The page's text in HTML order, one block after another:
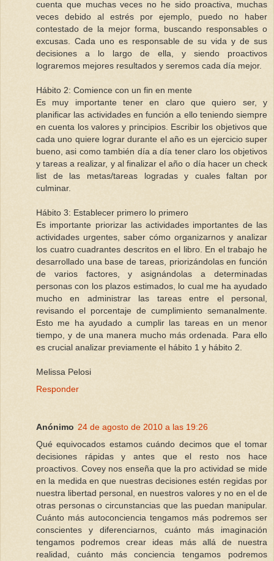
cuenta que muchas veces no he sido proactiva, muchas
veces debido al estrés por ejemplo, puedo no haber
contestado de la mejor forma, buscando responsables o
excusas. Cada uno es responsable de su vida y de sus
decisiones a lo largo de ella, y siendo proactivos
lograremos mejores resultados y seremos cada día mejor.
Hábito 2: Comience con un fin en mente
Es muy importante tener en claro que quiero ser, y
planificar las actividades en función a ello teniendo siempre
en cuenta los valores y principios. Escribir los objetivos que
cada uno quiere lograr durante el año es un ejercicio super
bueno, asi como también día a día tener claro los objetivos
y tareas a realizar, y al finalizar el año o día hacer un check
list de las metas/tareas logradas y cuales faltan por
culminar.
Hábito 3: Establecer primero lo primero
Es importante priorizar las actividades importantes de las
actividades urgentes, saber cómo organizarnos y analizar
los cuatro cuadrantes descritos en el libro. En el trabajo he
desarrollado una base de tareas, priorizándolas en función
de varios factores, y asignándolas a determinadas
personas con los plazos estimados, lo cual me ha ayudado
mucho en administrar las tareas entre el personal,
revisando el porcentaje de cumplimiento semanalmente.
Esto me ha ayudado a cumplir las tareas en un menor
tiempo, y de una manera mucho más ordenada. Para ello
es crucial analizar previamente el hábito 1 y hábito 2.
Melissa Pelosi
Responder
Anónimo 24 de agosto de 2010 a las 19:26
Qué equivocados estamos cuándo decimos que el tomar
decisiones rápidas y antes que el resto nos hace
proactivos. Covey nos enseña que la pro actividad se mide
en la medida en que nuestras decisiones estén regidas por
nuestra libertad personal, en nuestros valores y no en el de
otras personas o circunstancias que las puedan manipular.
Cuánto más autoconciencia tengamos más podremos ser
conscientes y diferenciarnos, cuánto más imaginación
tengamos podremos crear ideas más allá de nuestra
realidad, cuánto más conciencia tengamos podremos